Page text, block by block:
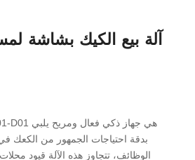
بدقة احتياجات الجمهور من الكعك
الوظائف، تتجاوز هذه الآلة قيود